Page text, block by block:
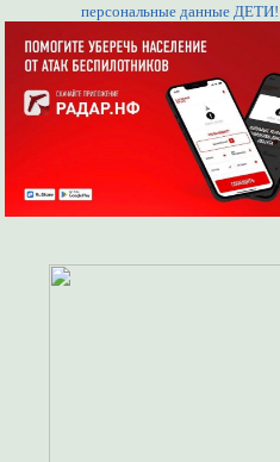
персональные данные ДЕТИ!